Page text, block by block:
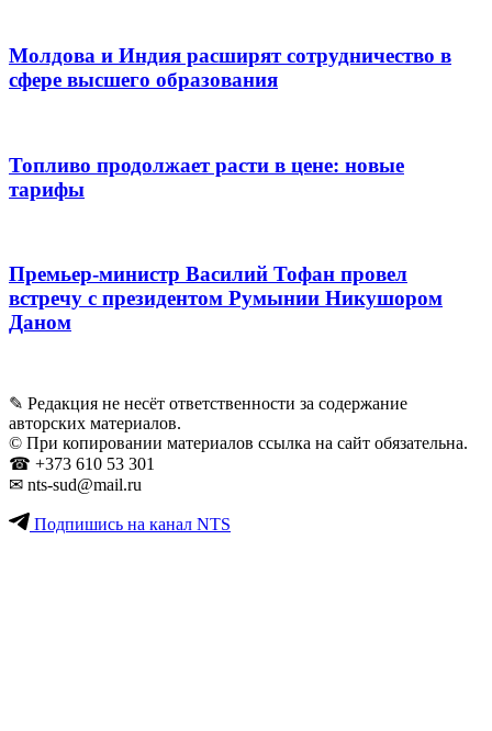
Молдова и Индия расширят сотрудничество в
сфере высшего образования
Топливо продолжает расти в цене: новые
тарифы
Премьер-министр Василий Тофан провел
встречу с президентом Румынии Никушором
Даном
✎ Редакция не несёт ответственности за содержание
авторских материалов.
© При копировании материалов ссылка на сайт обязательна.
☎︎ +373 610 53 301
✉ nts-sud@mail.ru
Подпишись на канал NTS